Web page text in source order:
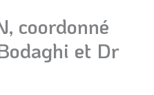
coordonné
et Dr